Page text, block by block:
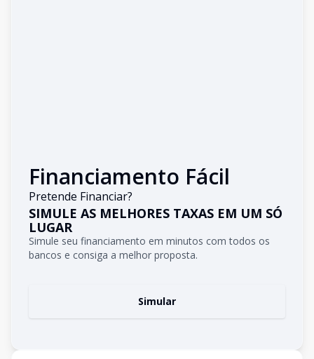
Financiamento Fácil
Pretende Financiar?
SIMULE AS MELHORES TAXAS EM UM SÓ
LUGAR
Simule seu financiamento em minutos com todos os
bancos e consiga a melhor proposta.
Simular